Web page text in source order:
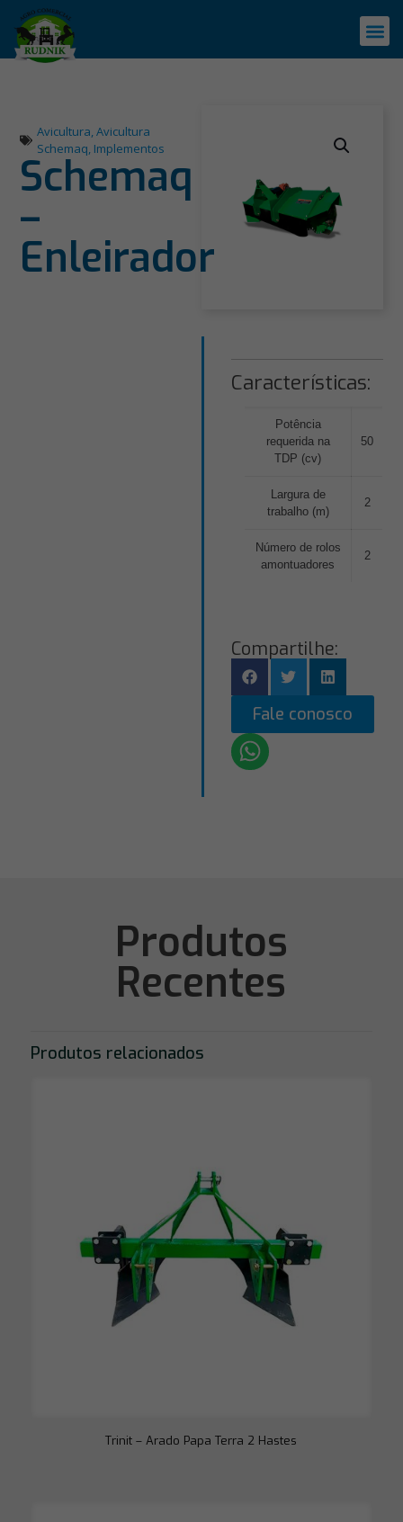
Características:
Potência
requerida na
TDP (cv)
50
Largura de
trabalho (m)
2
Número de rolos
amontuadores
2
Compartilhe:
Fale conosco
Avicultura,Avicultura
Schemaq, Implementos
Schemaq
–
Enleirador
Produtos
Recentes
Produtos relacionados
Trinit – Arado Papa Terra 2 Hastes